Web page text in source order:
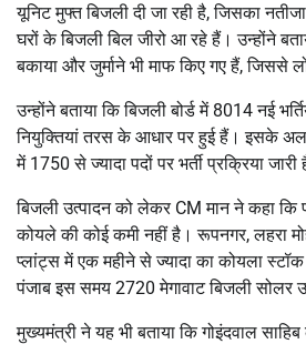
यूनिट मुफ्त बिजली दी जा रही है, जिसका
घरों के बिजली बिल जीरो आ रहे हैं। उन्होंने
बकाया और जुर्माने भी माफ किए गए हैं, जिससे
उन्होंने बताया कि बिजली बोर्ड में 8014 नई
नियुक्तियां तरस के आधार पर हुई हैं। इसके
में 1750 से ज्यादा पदों पर भर्ती प्रक्रिया जारी
बिजली उत्पादन को लेकर CM मान ने कहा कि
कोयले की कोई कमी नहीं है। रूपनगर, लहरा
प्लांट्स में एक महीने से ज्यादा का कोयला
पंजाब इस समय 2720 मेगावाट बिजली सोलर
मुख्यमंत्री ने यह भी बताया कि गोइंदवाल